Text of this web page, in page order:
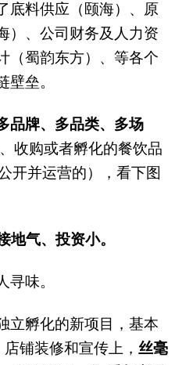
底料供应（颐海）、原
）、公司财务及人力资
（蜀韵东方）、等各个
垒。
品牌、多品类、多场
收购或者孵化的餐饮品
开并运营的），看下图
地气、投资小。
味。
立孵化的新项目，基本
铺装修和宣传上， 丝毫